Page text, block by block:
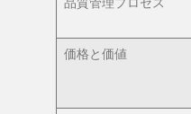
価格と価値